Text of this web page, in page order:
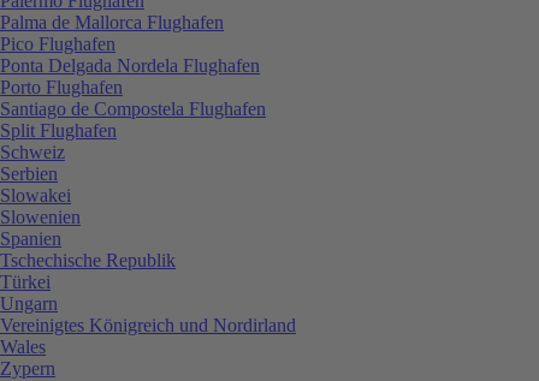
Palma de Mallorca Flughafen
Pico Flughafen
Ponta Delgada Nordela Flughafen
Porto Flughafen
Santiago de Compostela Flughafen
Split Flughafen
Schweiz
Serbien
Slowakei
Slowenien
Spanien
Tschechische Republik
Türkei
Ungarn
Vereinigtes Königreich und Nordirland
Wales
Zypern